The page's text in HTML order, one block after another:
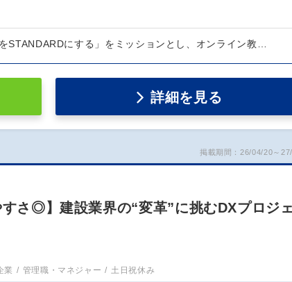
STANDARDにする」をミッションとし、オンライン教…
詳細を見る
掲載期間：26/04/20～
すさ◎】建設業界の“変革”に挑むDXプロジ
業 管理職・マネジャー 土日祝休み